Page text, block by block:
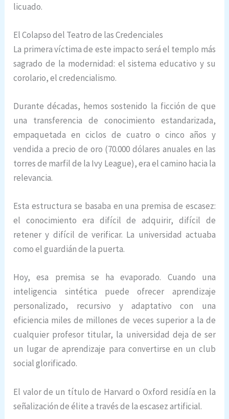
licuado.
El Colapso del Teatro de las Credenciales
La primera víctima de este impacto será el templo más
sagrado de la modernidad: el sistema educativo y su
corolario, el credencialismo.
Durante décadas, hemos sostenido la ficción de que
una transferencia de conocimiento estandarizada,
empaquetada en ciclos de cuatro o cinco años y
vendida a precio de oro (70.000 dólares anuales en las
torres de marfil de la Ivy League), era el camino hacia la
relevancia.
Esta estructura se basaba en una premisa de escasez:
el conocimiento era difícil de adquirir, difícil de
retener y difícil de verificar. La universidad actuaba
como el guardián de la puerta.
Hoy, esa premisa se ha evaporado. Cuando una
inteligencia sintética puede ofrecer aprendizaje
personalizado, recursivo y adaptativo con una
eficiencia miles de millones de veces superior a la de
cualquier profesor titular, la universidad deja de ser
un lugar de aprendizaje para convertirse en un club
social glorificado.
El valor de un título de Harvard o Oxford residía en la
señalización de élite a través de la escasez artificial.